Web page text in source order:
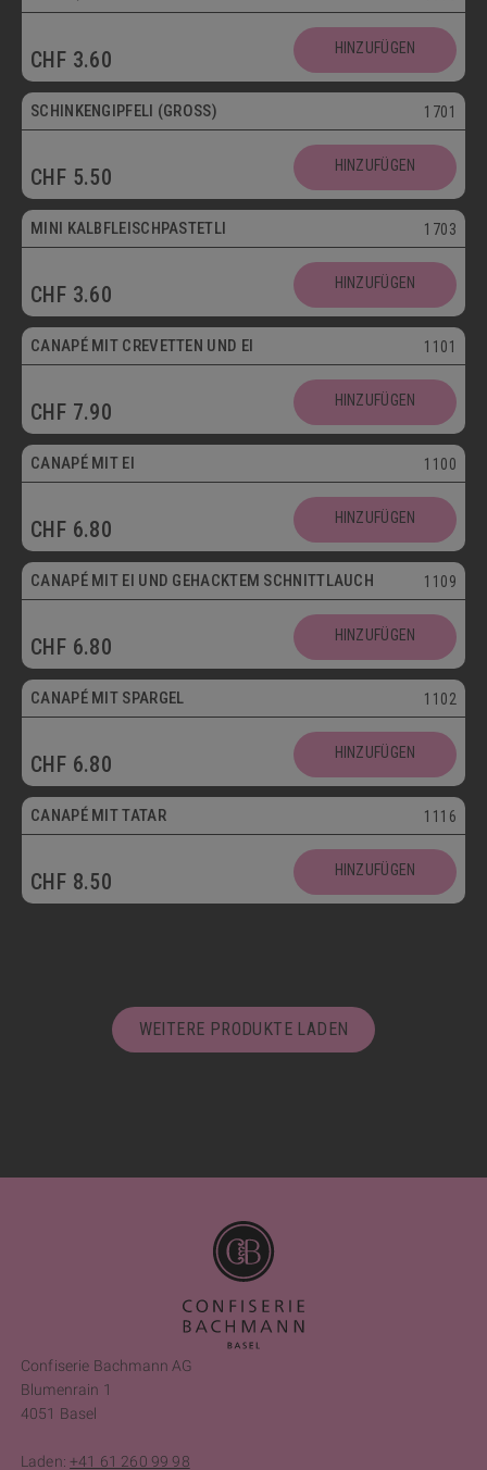
CHF 3.60 HINZUFÜGEN
SCHINKENGIPFELI (GROSS) 1701
CHF 5.50 HINZUFÜGEN
Mini
MINI KALBFLEISCHPASTETLI 1703
CHF 3.60 HINZUFÜGEN
CANAPÉ MIT CREVETTEN UND EI 1101
CHF 7.90 HINZUFÜGEN
Vegetarisch
CANAPÉ MIT EI 1100
CHF 6.80 HINZUFÜGEN
Vegetarisch
CANAPÉ MIT EI UND GEHACKTEM SCHNITTLAUCH 1109
CHF 6.80 HINZUFÜGEN
CANAPÉ MIT SPARGEL 1102
CHF 6.80 HINZUFÜGEN
CANAPÉ MIT TATAR 1116
CHF 8.50 HINZUFÜGEN
WEITERE PRODUKTE LADEN
Confiserie Bachmann AG
Blumenrain 1
4051 Basel
Laden:+41 61 260 99 98